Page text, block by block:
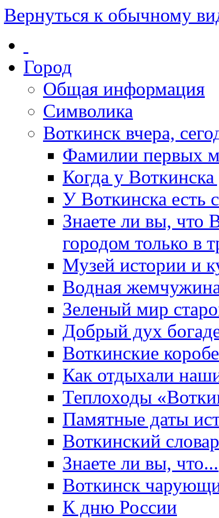
Вернуться к обычному
Город
Общая информация
Символика
Воткинск вчера,
Фамилии первых
Когда у
У Воткинска есть
Знаете ли вы, что
городом только в
Музей истории и
Водная
Зеленый мир
Добрый дух
Воткинские
Как отдыхали
Теплоходы
Памятные даты
Воткинский
Знаете ли вы, что...
Воткинск
К дню России